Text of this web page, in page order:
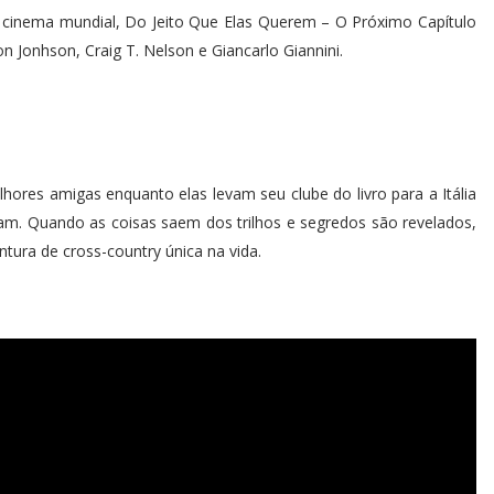
mundial, Do Jeito Que Elas Querem – O Próximo Capítulo
Craig T. Nelson e Giancarlo Giannini.
amigas enquanto elas levam seu clube do livro para a Itália
Quando as coisas saem dos trilhos e segredos são revelados,
de cross-country única na vida.